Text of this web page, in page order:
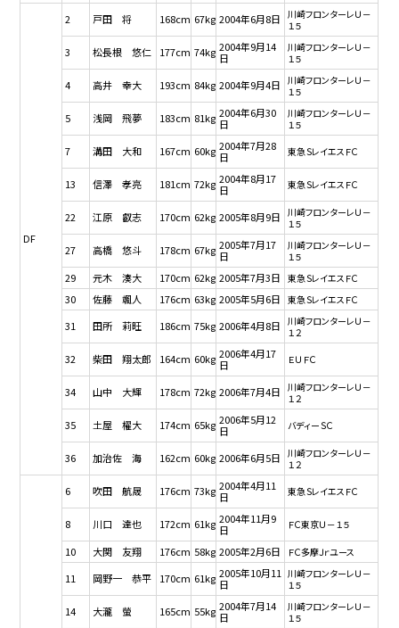
DF
2 戸田 将 168cm 67kg 2004年6月8日
川崎フロンターレＵ－
１５
3 松長根 悠仁 177cm 74kg 2004年9月14
日
川崎フロンターレＵ－
１５
4 高井 幸大 193cm 84kg 2004年9月4日
川崎フロンターレＵ－
１５
5 浅岡 飛夢 183cm 81kg 2004年6月30
日
川崎フロンターレＵ－
１５
7 溝田 大和 167cm 60kg 2004年7月28
日
東急ＳレイエスＦＣ
13 信澤 孝亮 181cm 72kg 2004年8月17
日
東急ＳレイエスＦＣ
22 江原 叡志 170cm 62kg 2005年8月9日
川崎フロンターレＵ－
１５
27 高橋 悠斗 178cm 67kg 2005年7月17
日
川崎フロンターレＵ－
１５
29 元木 湊大 170cm 62kg 2005年7月3日 東急ＳレイエスＦＣ
30 佐藤 颯人 176cm 63kg 2005年5月6日 東急ＳレイエスＦＣ
31 田所 莉旺 186cm 75kg 2006年4月8日
川崎フロンターレＵ－
１２
32 柴田 翔太郎 164cm 60kg 2006年4月17
日
ＥＵＦＣ
34 山中 大輝 178cm 72kg 2006年7月4日
川崎フロンターレＵ－
１２
35 土屋 櫂大 174cm 65kg 2006年5月12
日
バディーＳＣ
36 加治佐 海 162cm 60kg 2006年6月5日
川崎フロンターレＵ－
１２
6 吹田 航晟 176cm 73kg 2004年4月11
日
東急ＳレイエスＦＣ
8 川口 達也 172cm 61kg 2004年11月9
日
ＦＣ東京Ｕ－１５
10 大関 友翔 176cm 58kg 2005年2月6日 ＦＣ多摩Ｊｒユース
11 岡野一 恭平 170cm 61kg 2005年10月11
日
川崎フロンターレＵ－
１５
14 大瀧 螢 165cm 55kg 2004年7月14
日
川崎フロンターレＵ－
１５